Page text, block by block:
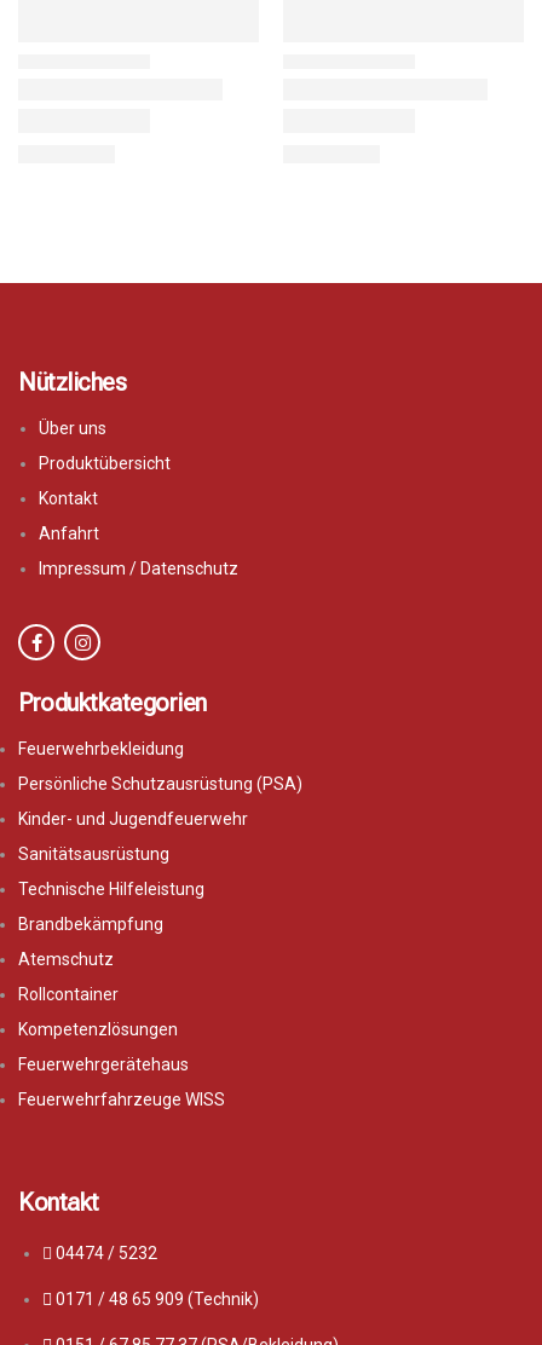
Nützliches
Über uns
Produktübersicht
Kontakt
Anfahrt
Impressum / Datenschutz
Produktkategorien
Feuerwehrbekleidung
Persönliche Schutzausrüstung (PSA)
Kinder- und Jugendfeuerwehr
Sanitätsausrüstung
Technische Hilfeleistung
Brandbekämpfung
Atemschutz
Rollcontainer
Kompetenzlösungen
Feuerwehrgerätehaus
Feuerwehrfahrzeuge WISS
Kontakt
04474 / 5232
0171 / 48 65 909 (Technik)